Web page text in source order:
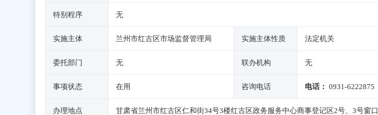
特别程序 无
实施主体 兰州市红古区市场监督管理局 实施主体性质 法定机关
委托部门 无 联办机构 无
事项状态 在用 咨询电话 电话： 0931-6222875
办理地点 甘肃省兰州市红古区仁和街34号3楼红古区政务服务中心商事登记区2号、3号窗口